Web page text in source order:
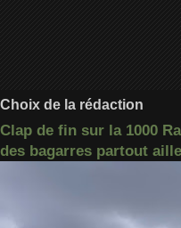
Choix de la rédaction
Clap de fin sur la 1000
des bagarres partout